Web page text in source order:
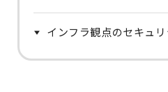
インフラ観点のセキュ